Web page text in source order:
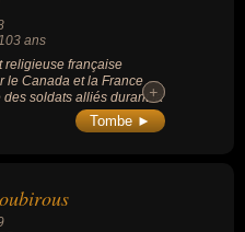
, 103 ans
religieuse française
le Canada et la France
soldats alliés durant la
après l’échec du
+
+
Tombe ►